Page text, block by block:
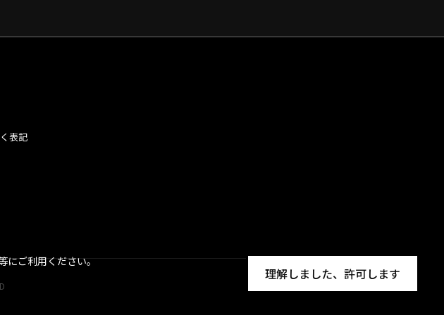
表記
にご利用ください。
理解しました、許可します